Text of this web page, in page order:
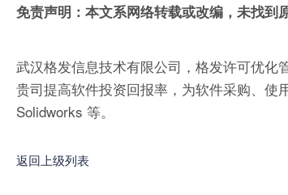
免责声明：本文系网络转载或改编，未找到
武汉格发信息技术有限公司，格发许可优化
贵司提高软件投资回报率，为软件采购、使
Solidworks 等。
返回上级列表